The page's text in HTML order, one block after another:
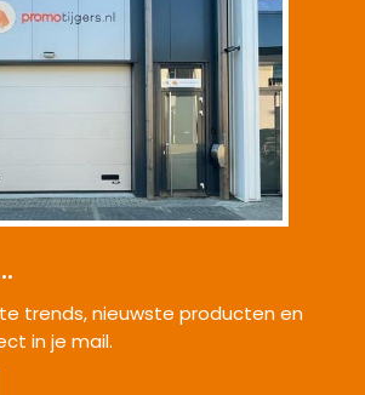
trends, nieuwste producten en
in je mail.